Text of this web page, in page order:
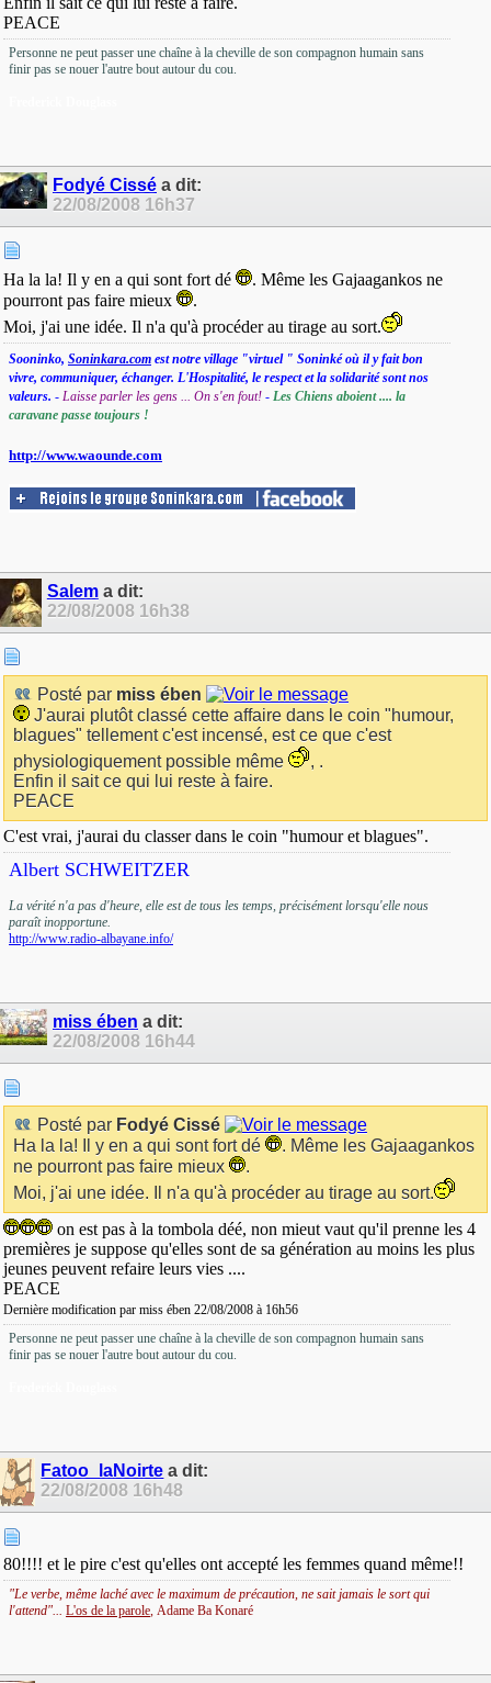
PEACE
Personne ne peut passer une chaîne à la cheville de son compagnon humain sans
finir pas se nouer l'autre bout autour du cou.
Fodyé Cissé a dit:
22/08/2008 16h37
Ha la la! Il y en a qui sont fort dé
. Même les Gajaagankos ne
pourront pas faire mieux
.
Moi, j'ai une idée. Il n'a qu'à procéder au tirage au sort.
Sooninko, Soninkara.com est notre village "virtuel " Soninké où il y fait bon
vivre, communiquer, échanger. L'Hospitalité, le respect et la solidarité sont nos
valeurs. - Laisse parler les gens ... On s'en fout! - Les Chiens aboient .... la
caravane passe toujours !
http://www.waounde.com
Salema dit:
22/08/2008 16h38
Posté par miss ében
J'aurai plutôt classé cette affaire dans le coin "humour,
blagues" tellement c'est incensé, est ce que c'est
physiologiquement possible même
, .
Enfin il sait ce qui lui reste à faire.
PEACE
C'est vrai, j'aurai du classer dans le coin "humour et blagues".
Albert SCHWEITZER
La vérité n'a pas d'heure, elle est de tous les temps, précisément lorsqu'elle nous
paraît inopportune.
http://www.radio-albayane.info/
miss ében a dit:
22/08/2008 16h44
Posté par Fodyé Cissé
Ha la la! Il y en a qui sont fort dé
. Même les Gajaagankos
ne pourront pas faire mieux
.
Moi, j'ai une idée. Il n'a qu'à procéder au tirage au sort.
on est pas à la tombola déé, non mieut vaut qu'il prenne les 4
premières je suppose qu'elles sont de sa génération au moins les plus
jeunes peuvent refaire leurs vies ....
PEACE
Dernière modification par miss ében 22/08/2008 à 16h56
Personne ne peut passer une chaîne à la cheville de son compagnon humain sans
finir pas se nouer l'autre bout autour du cou.
Fatoo_laNoirte a dit:
22/08/2008 16h48
80!!!! et le pire c'est qu'elles ont accepté les femmes quand même!!
"Le verbe, même laché avec le maximum de précaution, ne sait jamais le sort qui
l'attend"... L'os de la parole, Adame Ba Konaré